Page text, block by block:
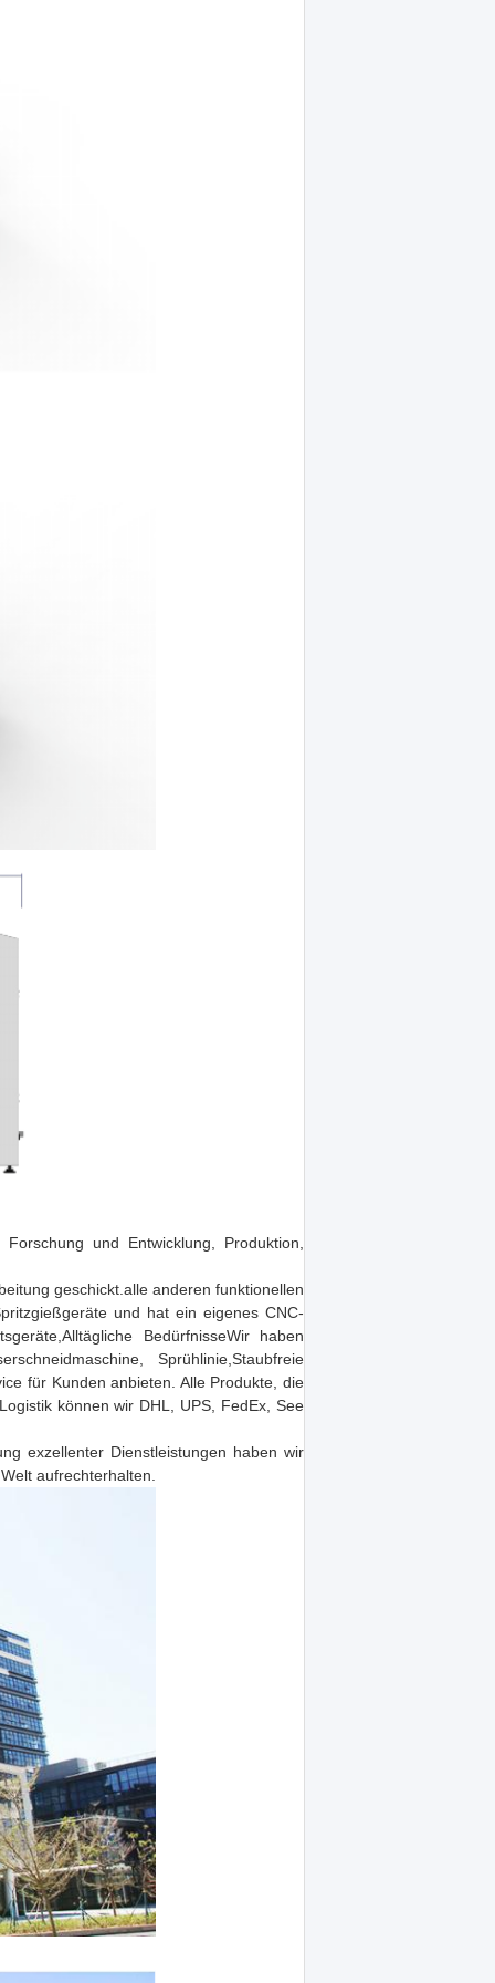
und Entwicklung, Produktion,
geschickt.alle anderen funktionellen
und hat ein eigenes CNC-
BedürfnisseWir haben
Sprühlinie,Staubfreie
für Kunden anbieten. Alle Produkte, die
können wir DHL, UPS, FedEx, See
exzellenter Dienstleistungen haben wir
aufrechterhalten.